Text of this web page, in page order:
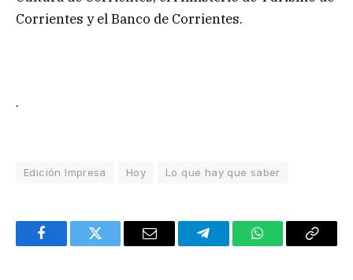
Corrientes y el Banco de Corrientes.
.
Edición Impresa Hoy Lo que hay que saber
FacebookTwitter Email TelegramWhatsAppCopy